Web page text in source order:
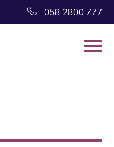
058 2800 777